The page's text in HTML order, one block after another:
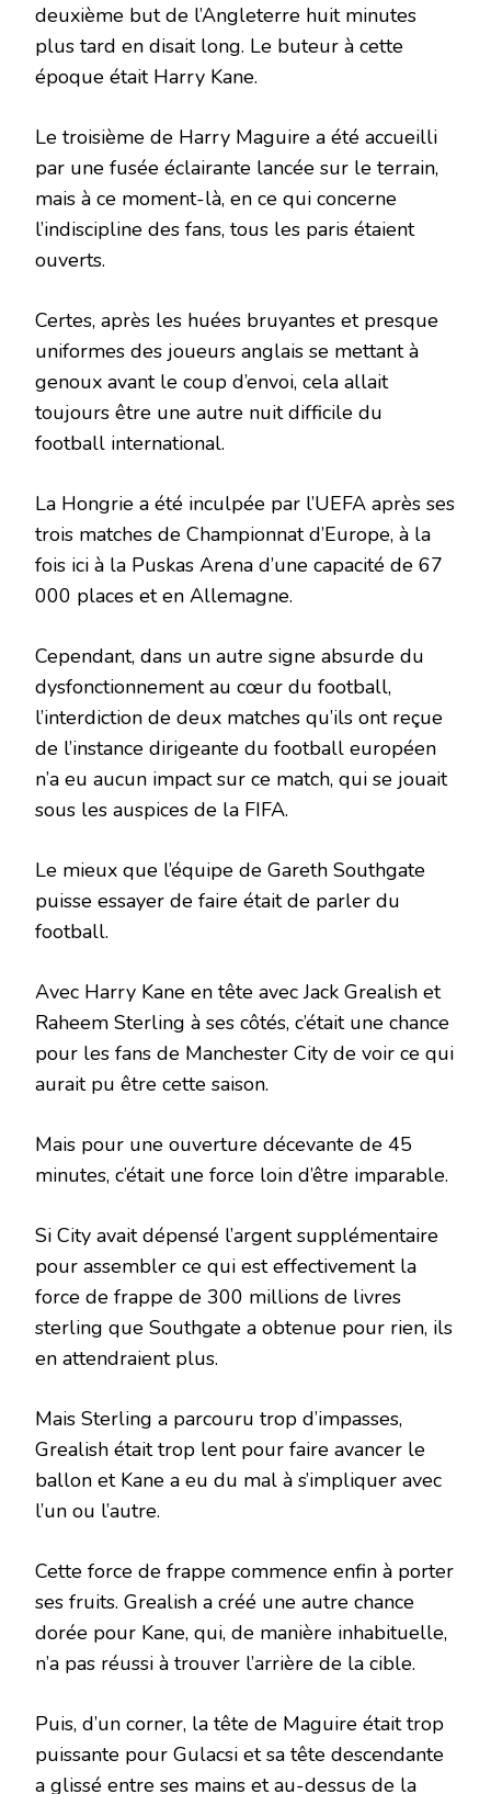
deuxième but de l’Angleterre huit minutes
plus tard en disait long. Le buteur à cette
époque était Harry Kane.
Le troisième de Harry Maguire a été accueilli
par une fusée éclairante lancée sur le terrain,
mais à ce moment-là, en ce qui concerne
l’indiscipline des fans, tous les paris étaient
ouverts.
Certes, après les huées bruyantes et presque
uniformes des joueurs anglais se mettant à
genoux avant le coup d’envoi, cela allait
toujours être une autre nuit difficile du
football international.
La Hongrie a été inculpée par l’UEFA après ses
trois matches de Championnat d’Europe, à la
fois ici à la Puskas Arena d’une capacité de 67
000 places et en Allemagne.
Cependant, dans un autre signe absurde du
dysfonctionnement au cœur du football,
l’interdiction de deux matches qu’ils ont reçue
de l’instance dirigeante du football européen
n’a eu aucun impact sur ce match, qui se jouait
sous les auspices de la FIFA.
Le mieux que l’équipe de Gareth Southgate
puisse essayer de faire était de parler du
football.
Avec Harry Kane en tête avec Jack Grealish et
Raheem Sterling à ses côtés, c’était une chance
pour les fans de Manchester City de voir ce qui
aurait pu être cette saison.
Mais pour une ouverture décevante de 45
minutes, c’était une force loin d’être imparable.
Si City avait dépensé l’argent supplémentaire
pour assembler ce qui est effectivement la
force de frappe de 300 millions de livres
sterling que Southgate a obtenue pour rien, ils
en attendraient plus.
Mais Sterling a parcouru trop d’impasses,
Grealish était trop lent pour faire avancer le
ballon et Kane a eu du mal à s’impliquer avec
l’un ou l’autre.
Cette force de frappe commence enfin à porter
ses fruits. Grealish a créé une autre chance
dorée pour Kane, qui, de manière inhabituelle,
n’a pas réussi à trouver l’arrière de la cible.
Puis, d’un corner, la tête de Maguire était trop
puissante pour Gulacsi et sa tête descendante
a glissé entre ses mains et au-dessus de la